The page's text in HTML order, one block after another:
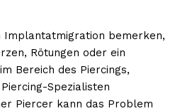
Implantatmigration bemerken,
Rötungen oder ein
Bereich des Piercings,
Spezialisten
Piercer kann das Problem